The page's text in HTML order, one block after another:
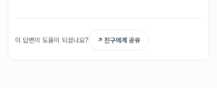
이 답변이 도움이 되셨나요? ↗ 친구에게 공유